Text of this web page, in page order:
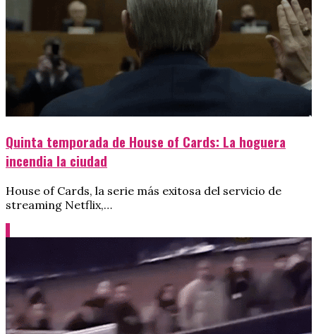
Quinta temporada de House of Cards: La hoguera
incendia la ciudad
House of Cards, la serie más exitosa del servicio de
streaming Netflix,…